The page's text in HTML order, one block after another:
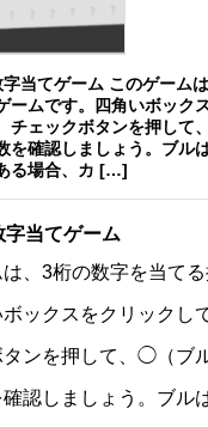
当てゲーム このゲーム
ームです。四角いボック
チェックボタンを押し
を確認しましょう。ブル
る場合、カ […]
字当てゲーム
は、3桁の数字を当て
ックスをクリックし
タンを押して、◯（ブ
確認しましょう。ブル